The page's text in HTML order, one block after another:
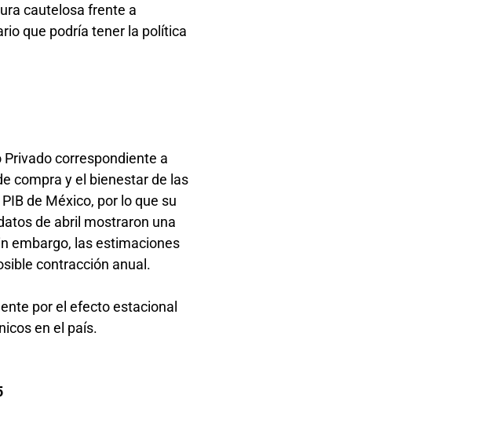
cautelosa frente a
que podría tener la política
Privado correspondiente a
compra y el bienestar de las
de México, por lo que su
de abril mostraron una
embargo, las estimaciones
contracción anual.
por el efecto estacional
en el país.